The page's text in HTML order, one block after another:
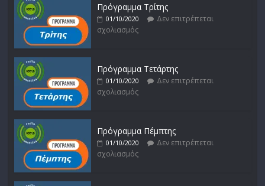
Πρόγραμμα Τρίτης
01/10/2020
Δεν επιτρέπεται
σχολιασμός
Πρόγραμμα Τετάρτης
01/10/2020
Δεν επιτρέπεται
σχολιασμός
Πρόγραμμα Πέμπτης
01/10/2020
Δεν επιτρέπεται
σχολιασμός